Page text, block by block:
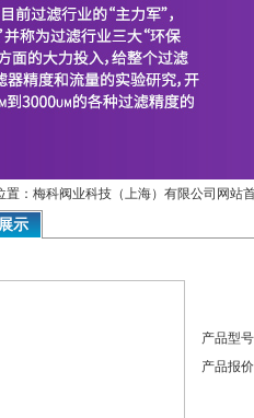
置：梅科阀业科技（上海）有限公司网站
示
产品型号
产品报价